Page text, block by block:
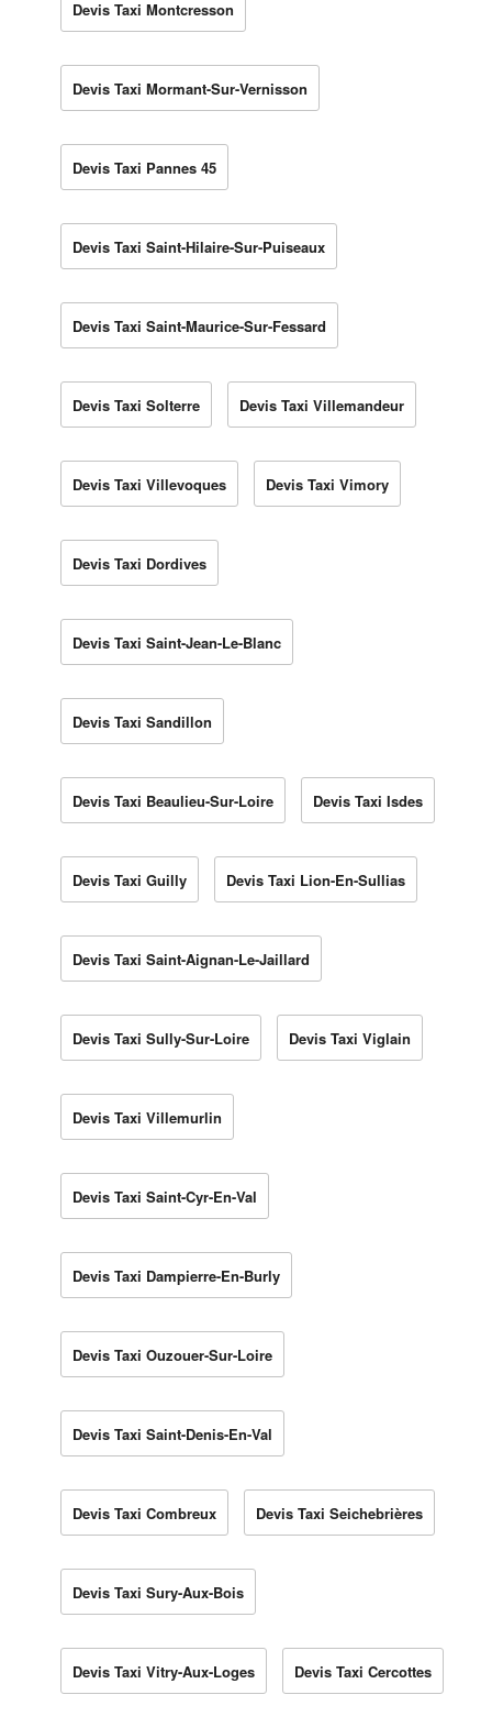
Devis Taxi Montcresson
Devis Taxi Mormant-Sur-Vernisson
Devis Taxi Pannes 45
Devis Taxi Saint-Hilaire-Sur-Puiseaux
Devis Taxi Saint-Maurice-Sur-Fessard
Devis Taxi Solterre Devis Taxi Villemandeur
Devis Taxi Villevoques Devis Taxi Vimory
Devis Taxi Dordives
Devis Taxi Saint-Jean-Le-Blanc
Devis Taxi Sandillon
Devis Taxi Beaulieu-Sur-Loire Devis Taxi Isdes
Devis Taxi Guilly Devis Taxi Lion-En-Sullias
Devis Taxi Saint-Aignan-Le-Jaillard
Devis Taxi Sully-Sur-Loire Devis Taxi Viglain
Devis Taxi Villemurlin
Devis Taxi Saint-Cyr-En-Val
Devis Taxi Dampierre-En-Burly
Devis Taxi Ouzouer-Sur-Loire
Devis Taxi Saint-Denis-En-Val
Devis Taxi Combreux Devis Taxi Seichebrières
Devis Taxi Sury-Aux-Bois
Devis Taxi Vitry-Aux-Loges Devis Taxi Cercottes